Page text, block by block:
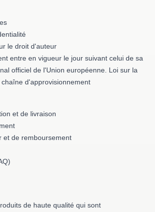
le droit d'auteur
entre en vigueur le jour suivant celui de sa
officiel de l'Union européenne. Loi sur la
d'approvisionnement
et de livraison
et de remboursement
de haute qualité qui sont